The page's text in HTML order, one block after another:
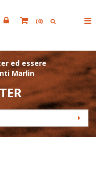
(0)
ed essere
Marlin